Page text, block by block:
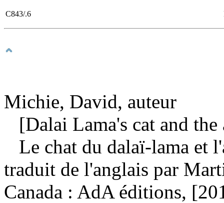
C843/.6
Michie, David, auteur
[Dalai Lama's cat and
Le chat du dalaï-lama et
traduit de l'anglais par
Canada : AdA éditions,